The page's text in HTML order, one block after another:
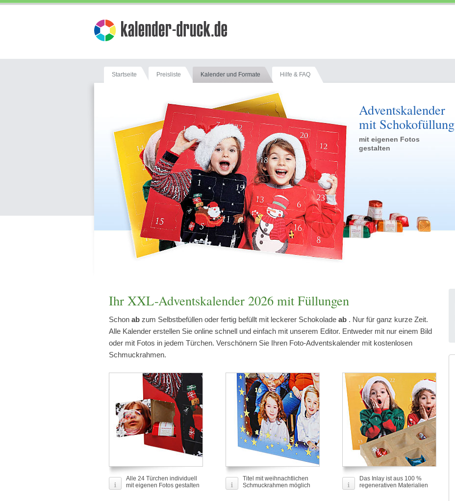
Startseite Preisliste Kalender und Formate Hilfe & FAQ
Adventskalender
mit Schokofüllung
mit eigenen Fotos
gestalten
Ihr XXL-Adventskalender 2026 mit Füllungen
Schon ab zum Selbstbefüllen oder fertig befüllt mit leckerer Schokolade ab . Nur für ganz kurze Zeit.
Alle Kalender erstellen Sie online schnell und einfach mit unserem Editor. Entweder mit nur einem Bild
oder mit Fotos in jedem Türchen. Verschönern Sie Ihren Foto-Adventskalender mit kostenlosen
Schmuckrahmen.
Alle 24 Türchen individuell
mit eigenen Fotos gestalten
Titel mit weihnachtlichen
Schmuckrahmen möglich
Das Inlay ist aus 100 %
regenerativen Materialien